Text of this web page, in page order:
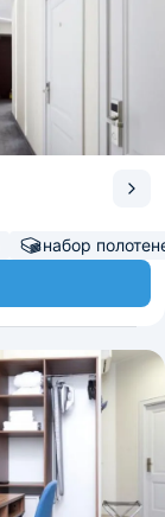
набор